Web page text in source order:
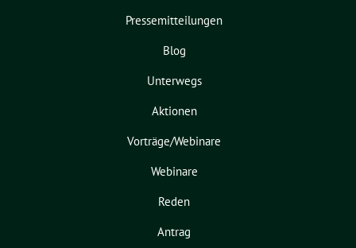
Pressemitteilungen
Blog
Unterwegs
Aktionen
Vorträge/Webinare
Webinare
Reden
Antrag